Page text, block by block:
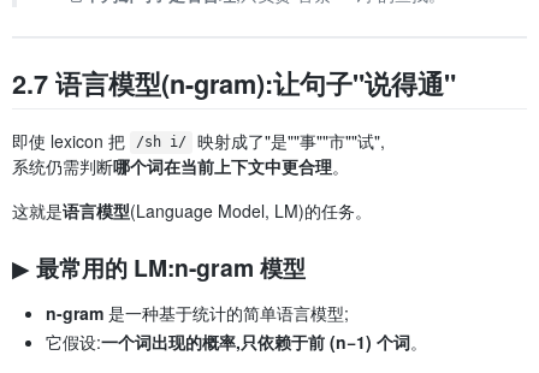
2.7 语言模型(n-gram):让句子"说得通"
即使 lexicon 把 /sh i/
映射成了"是""事""市""试",
系统仍需判断哪个词在当前上下文中更合理。
这就是语言模型(Language Model, LM)的任务。
▶ 最常用的 LM:n-gram 模型
n-gram 是一种基于统计的简单语言模型;
它假设:一个词出现的概率,只依赖于前 (n−1) 个词。